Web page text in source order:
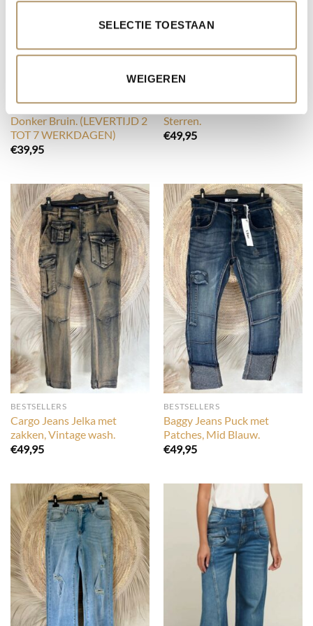
SELECTIE TOESTAAN
WEIGEREN
Boho Basic Colbert Julie,
Donker Bruin. (LEVERTIJD 2
TOT 7 WERKDAGEN)
€39,95
Jeans Shiva met Pailletten
Sterren.
€49,95
BESTSELLERS
Cargo Jeans Jelka met
zakken, Vintage wash.
€49,95
BESTSELLERS
Baggy Jeans Puck met
Patches, Mid Blauw.
€49,95